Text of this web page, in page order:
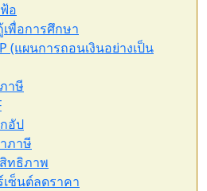
อ
พื่อการศึกษา
(แผนการถอนเงินอย่างเป็น
าษี
อัป
ภาษี
ทธิภาพ
ซ็นต์ลดราคา